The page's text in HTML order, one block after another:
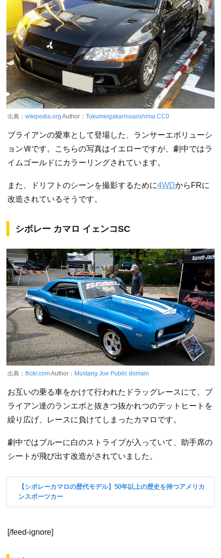
出典： wikipedia.org Author： Tokumeigakarinoaoshima CC0
ブライアンの愛車として登場した、ランサーエボリューシ
ョンⅦです。こちらの写真はイエローですが、劇中ではラ
イムゴールドにカラーリングされています。
また、ドリフトのシーンを撮影するために4WDからFRに
改造されているそうです。
シボレー カマロ イェンコSC
出典： flickr.comAuthor： Mustang Joe Public domain
お互いの乗る車をかけて行われたドラッグレースにて、ブ
ライアン達のランエボと抜きつ抜かれつのデットヒートを
繰り広げ、レースに負けてしまったカマロです。
劇中ではブルーに白のストライプが入っていて、助手席の
シートが飛び出す改造がされていました。
[/feed-ignore]